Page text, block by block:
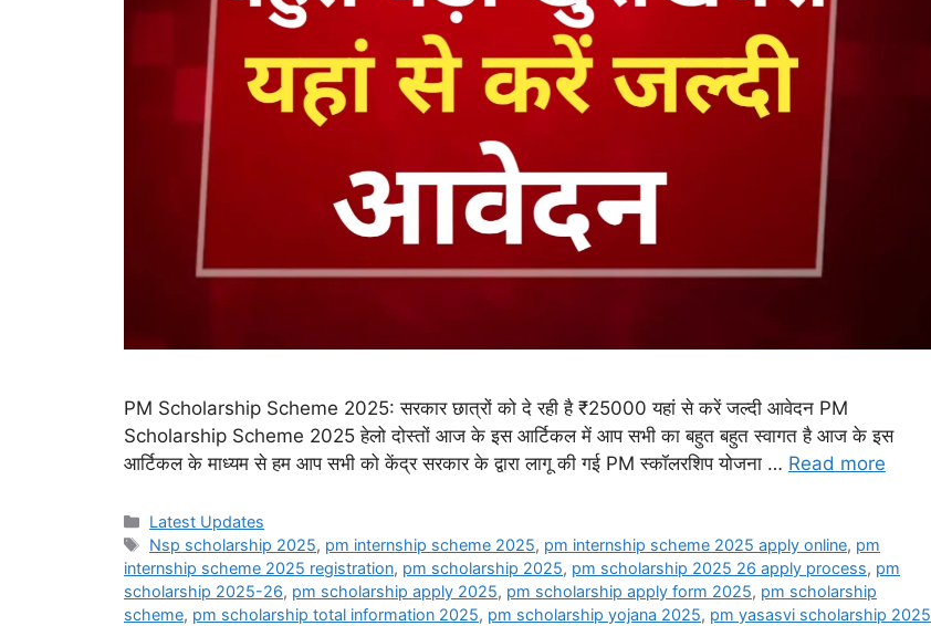
PM Scholarship Scheme 2025: सरकार छात्रों को दे रही है ₹25000 यहां से करें जल्दी आवेदन PM
Scholarship Scheme 2025 हेलो दोस्तों आज के इस आर्टिकल में आप सभी का बहुत बहुत स्वागत है आज के इस
आर्टिकल के माध्यम से हम आप सभी को केंद्र सरकार के द्वारा लागू की गई PM स्कॉलरशिप योजना … Read more
Categories
Latest Updates
Tags
Nsp scholarship 2025, pm internship scheme 2025, pm internship scheme 2025 apply online, pm
internship scheme 2025 registration, pm scholarship 2025, pm scholarship 2025 26 apply process, pm
scholarship 2025-26, pm scholarship apply 2025, pm scholarship apply form 2025, pm scholarship
scheme, pm scholarship total information 2025, pm scholarship yojana 2025, pm yasasvi scholarship 2025